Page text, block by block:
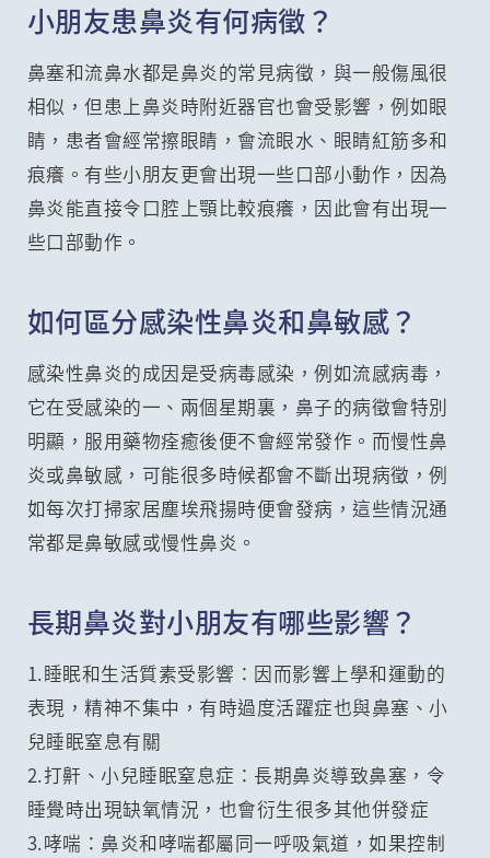
小朋友患鼻炎有何病徵？
鼻塞和流鼻水都是鼻炎的常見病徵，與一般傷風很
相似，但患上鼻炎時附近器官也會受影響，例如眼
睛，患者會經常擦眼睛，會流眼水、眼睛紅筋多和
痕癢。有些小朋友更會出現一些口部小動作，因為
鼻炎能直接令口腔上顎比較痕癢，因此會有出現一
些口部動作。
如何區分感染性鼻炎和鼻敏感？
感染性鼻炎的成因是受病毒感染，例如流感病毒，
它在受感染的一、兩個星期裏，鼻子的病徵會特別
明顯，服用藥物痊癒後便不會經常發作。而慢性鼻
炎或鼻敏感，可能很多時候都會不斷出現病徵，例
如每次打掃家居塵埃飛揚時便會發病，這些情況通
常都是鼻敏感或慢性鼻炎。
長期鼻炎對小朋友有哪些影響？
1.睡眠和生活質素受影響：因而影響上學和運動的
表現，精神不集中，有時過度活躍症也與鼻塞、小
兒睡眠窒息有關
2.打鼾、小兒睡眠窒息症：長期鼻炎導致鼻塞，令
睡覺時出現缺氧情況，也會衍生很多其他併發症
3.哮喘：鼻炎和哮喘都屬同一呼吸氣道，如果控制